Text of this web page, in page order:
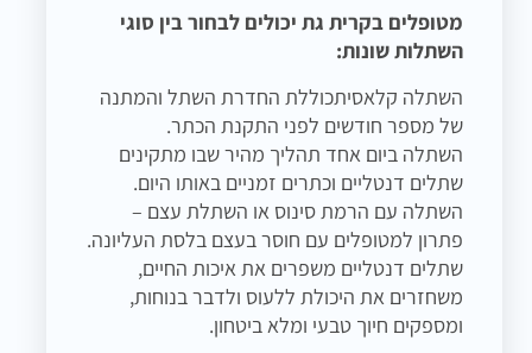
מטופלים בקרית גת יכולים לבחור בין סוגי
השתלות שונות:
השתלה קלאסיתכוללת החדרת השתל והמתנה
של מספר חודשים לפני התקנת הכתר.
השתלה ביום אחד תהליך מהיר שבו מתקינים
שתלים דנטליים וכתרים זמניים באותו היום.
השתלה עם הרמת סינוס או השתלת עצם –
פתרון למטופלים עם חוסר בעצם בלסת העליונה.
שתלים דנטליים משפרים את איכות החיים,
משחזרים את היכולת ללעוס ולדבר בנוחות,
ומספקים חיוך טבעי ומלא ביטחון.